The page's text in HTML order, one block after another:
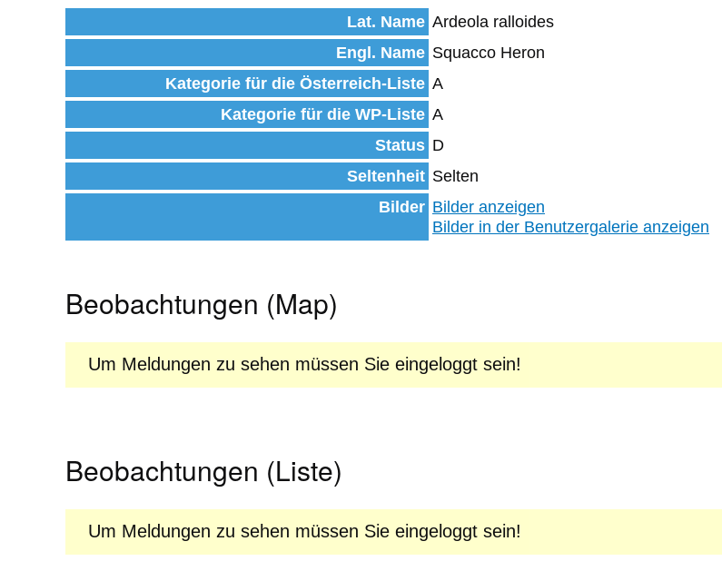
Lat. Name Ardeola ralloides
Engl. Name Squacco Heron
Kategorie für die Österreich-Liste A
Kategorie für die WP-Liste A
Status D
Seltenheit Selten
Bilder Bilder anzeigen
Bilder in der Benutzergalerie anzeigen
Beobachtungen (Map)
Um Meldungen zu sehen müssen Sie eingeloggt sein!
Beobachtungen (Liste)
Um Meldungen zu sehen müssen Sie eingeloggt sein!